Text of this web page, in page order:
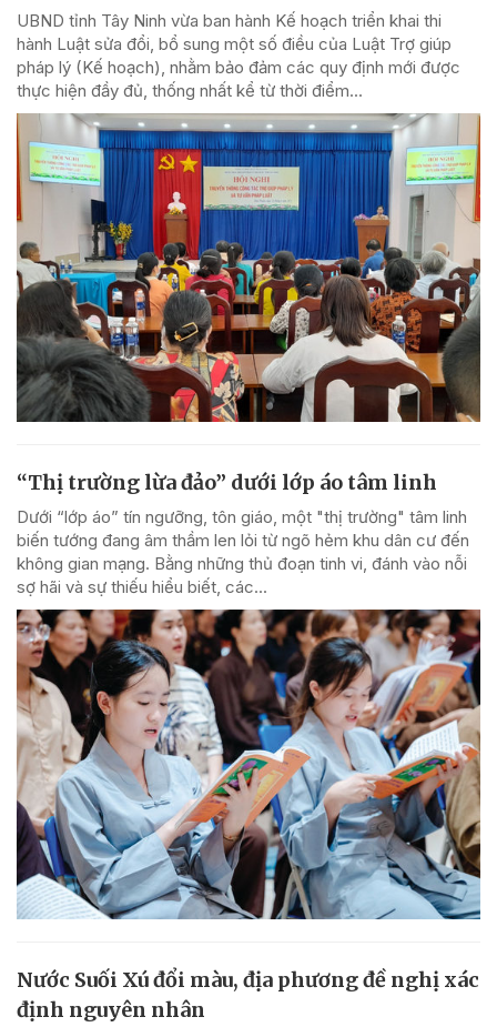
UBND tỉnh Tây Ninh vừa ban hành Kế hoạch triển khai thi
hành Luật sửa đổi, bổ sung một số điều của Luật Trợ giúp
pháp lý (Kế hoạch), nhằm bảo đảm các quy định mới được
thực hiện đầy đủ, thống nhất kể từ thời điểm...
“Thị trường lừa đảo” dưới lớp áo tâm linh
Dưới “lớp áo” tín ngưỡng, tôn giáo, một "thị trường" tâm linh
biến tướng đang âm thầm len lỏi từ ngõ hẻm khu dân cư đến
không gian mạng. Bằng những thủ đoạn tinh vi, đánh vào nỗi
sợ hãi và sự thiếu hiểu biết, các...
Nước Suối Xú đổi màu, địa phương đề nghị xác
định nguyên nhân